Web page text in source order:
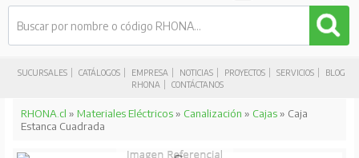
SUCURSALES CATÁLOGOS EMPRESA NOTICIAS PROYECTOS SERVICIOS
BLOG
RHONA
CONTÁCTANOS
RHONA.cl » Materiales Eléctricos» Canalización » Cajas» Caja
Estanca Cuadrada